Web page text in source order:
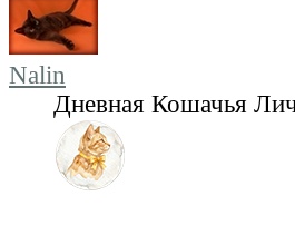
Nalin
Дневная Кошачья